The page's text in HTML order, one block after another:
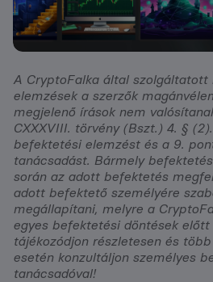
A CryptoFalka által szolgáltatott
elemzések a szerzők
megjelenő írások nem
CXXXVIII. törvény (Bszt.) 4. §
befektetési elemzést és a 9.
tanácsadást. Bármely
során az adott befektetés
adott befektető személyére
megállapítani, melyre a
egyes befektetési döntések
tájékozódjon részletesen és
esetén konzultáljon személyes
tanácsadóval!